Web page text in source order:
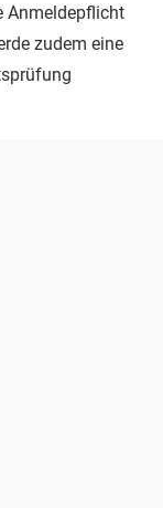
Anmeldepflicht
zudem eine